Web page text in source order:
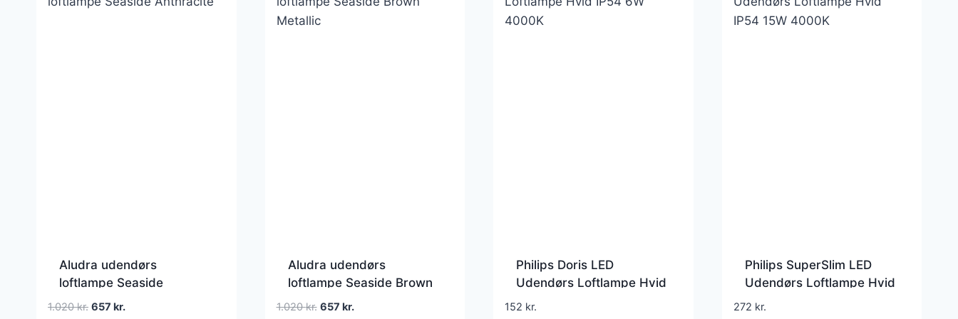
Aludra udendørs
loftlampe Seaside
Anthracite – Nordlux –
1.020kr. Den
657 kr.Den
Aludra udendørs
loftlampe Seaside Brown
Metallic – Nordlux –
1.020kr. Den
657 kr.Den
Philips Doris LED
Udendørs Loftlampe Hvid
IP54 6W 4000K
152 kr.
Philips SuperSlim LED
Udendørs Loftlampe Hvid
IP54 15W 4000K
272 kr.